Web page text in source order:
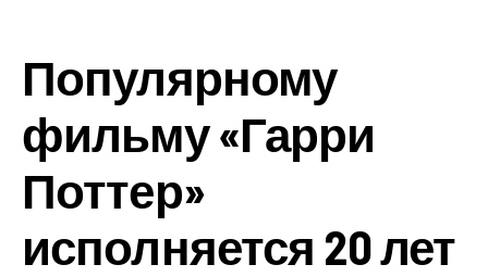
Популярному
фильму «Гарри
Поттер»
исполняется 20 лет